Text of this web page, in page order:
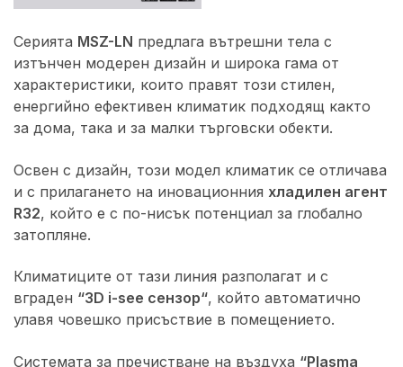
Серията MSZ-LN предлага вътрешни тела с
изтънчен модерен дизайн и широка гама от
характеристики, които правят този стилен,
енергийно ефективен климатик подходящ както
за дома, така и за малки търговски обекти.
Освен с дизайн, този модел климатик се отличава
и с прилагането на иновационния хладилен агент
R32, който е с по-нисък потенциал за глобално
затопляне.
Климатиците от тази линия разполагат и с
вграден “3D i-see сензор“, който автоматично
улавя човешко присъствие в помещението.
Системата за пречистване на въздуха “Plasma